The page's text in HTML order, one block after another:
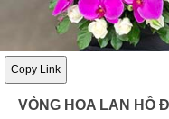
Copy Link
VÒNG HOA LAN HỒ